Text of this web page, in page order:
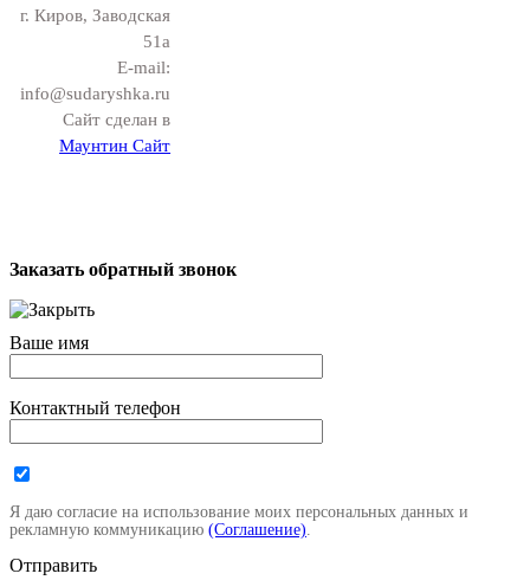
г. Киров, Заводская
51а
E-mail:
info@sudaryshka.ru
Сайт сделан в
Маунтин Сайт
Заказать обратный звонок
Ваше имя
Контактный телефон
Я даю согласие на использование моих персональных данных и
рекламную коммуникацию (Соглашение)
Отправить